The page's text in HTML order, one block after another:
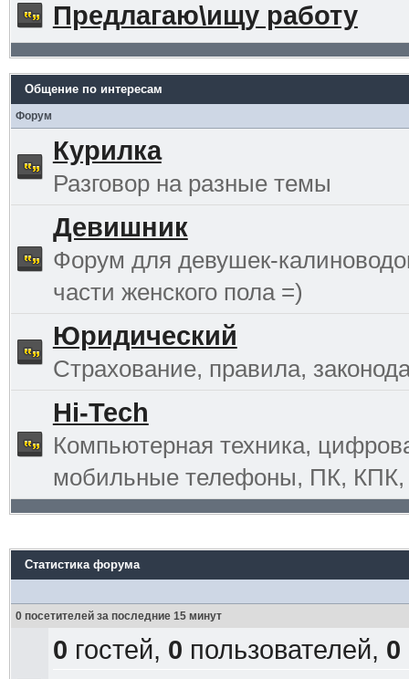
Предлагаю\ищу работу
Общение по интересам
Форум
Курилка
Разговор на разные темы
Девишник
Форум для девушек-
части женского пола =)
Юридический
Страхование, правила,
Hi-Tech
Компьютерная техника,
мобильные телефоны, ПК, КПК,
Статистика форума
0 посетителей за последние 15 минут
0 гостей, 0 пользователей, 0